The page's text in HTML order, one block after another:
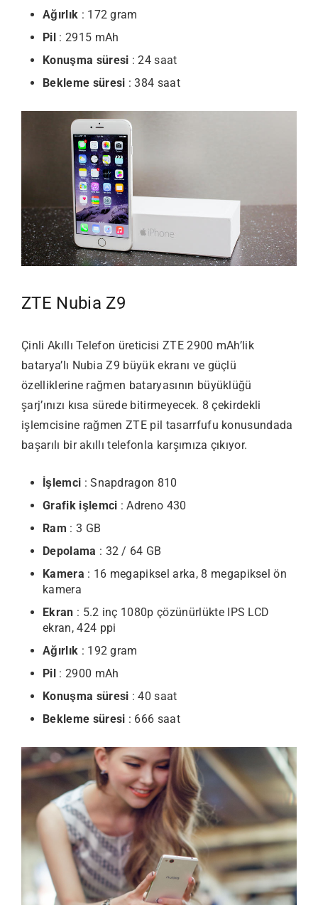
Ağırlık : 172 gram
Pil : 2915 mAh
Konuşma süresi : 24 saat
Bekleme süresi : 384 saat
ZTE Nubia Z9
Çinli Akıllı Telefon üreticisi ZTE 2900 mAh’lik
batarya’lı Nubia Z9 büyük ekranı ve güçlü
özelliklerine rağmen bataryasının büyüklüğü
şarj’ınızı kısa sürede bitirmeyecek. 8 çekirdekli
işlemcisine rağmen ZTE pil tasarrfufu konusundada
başarılı bir akıllı telefonla karşımıza çıkıyor.
İşlemci : Snapdragon 810
Grafik işlemci : Adreno 430
Ram : 3 GB
Depolama : 32 / 64 GB
Kamera : 16 megapiksel arka, 8 megapiksel ön
kamera
Ekran : 5.2 inç 1080p çözünürlükte IPS LCD
ekran, 424 ppi
Ağırlık : 192 gram
Pil : 2900 mAh
Konuşma süresi : 40 saat
Bekleme süresi : 666 saat